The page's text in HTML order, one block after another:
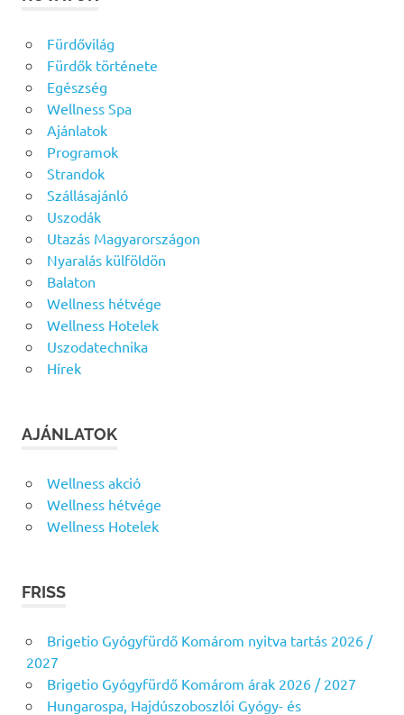
Fürdővilág
Fürdők története
Egészség
Wellness Spa
Ajánlatok
Programok
Strandok
Szállásajánló
Uszodák
Utazás Magyarországon
Nyaralás külföldön
Balaton
Wellness hétvége
Wellness Hotelek
Uszodatechnika
Hírek
AJÁNLATOK
Wellness akció
Wellness hétvége
Wellness Hotelek
FRISS
Brigetio Gyógyfürdő Komárom nyitva tartás 2026 /
2027
Brigetio Gyógyfürdő Komárom árak 2026 / 2027
Hungarospa, Hajdúszoboszlói Gyógy- és